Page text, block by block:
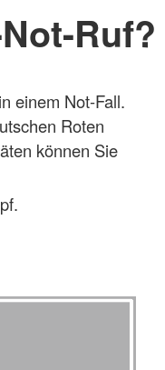
Ruf?
einem Not-Fall.
Roten
können Sie